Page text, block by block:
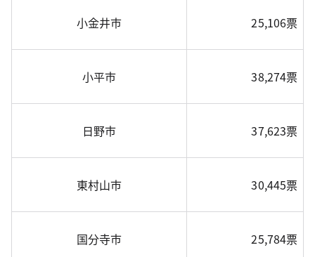
小金井市 25,106票
小平市 38,274票
日野市 37,623票
東村山市 30,445票
国分寺市 25,784票